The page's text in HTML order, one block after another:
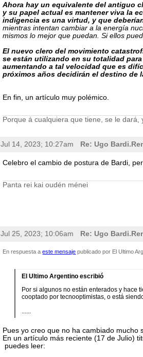
Ahora hay un equivalente del antiguo
y su papel actual es mantener viva la
indigencia es una virtud, y que
mientras intentan cambiar a la energía
mismos lo mejor que puedan. Si ellos
El nuevo clero del movimiento
se están utilizando en su totalidad
aumentando a tal velocidad que es
próximos años decidirán el destino de
En fin, un artículo muy polémico.
Porque á cualquiera que tiene, se le
Jul 14, 2023; 10:27am Re: Ugo
Celebro el cambio de postura de Bardi,
Panta rei kai oudén ménei
Jul 25, 2023; 10:06am Re: Ugo
En respuesta aeste mensaje publicado por El Ultimo
El Ultimo Argentino escribió
Por si algunos no están enterados y hace
cooptado por tecnooptimistas, o está
......
Pues yo creo que no ha cambiado mucho
En un artículo más reciente (17 de Julio)
puedes leer: